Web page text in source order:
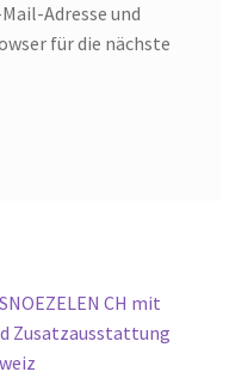
Adresse und
für die nächste